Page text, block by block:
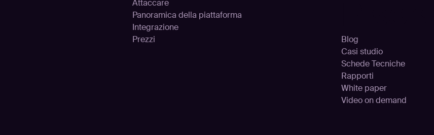
Attaccare
Panoramica della piattaforma
Integrazione
Prezzi
Blog
Casi studio
Schede Tecniche
Rapporti
White paper
Video on demand